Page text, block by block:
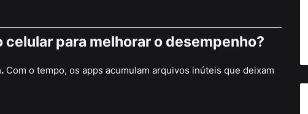
celular para melhorar o desempenho?
Com o tempo, os apps acumulam arquivos inúteis que deixam